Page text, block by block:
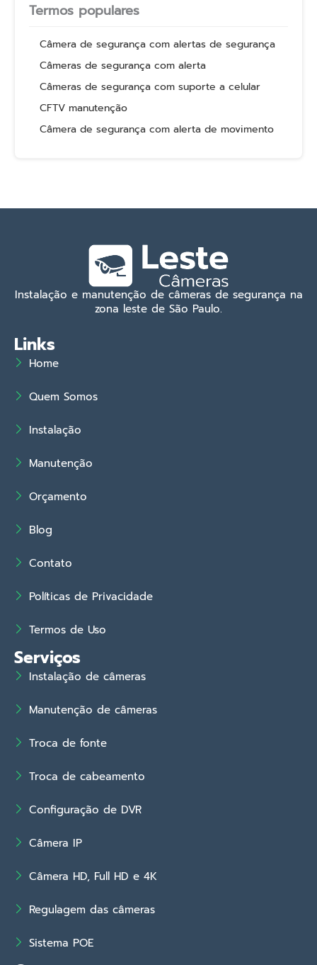
Termos populares
Câmera de segurança com alertas de segurança
Câmeras de segurança com alerta
Câmeras de segurança com suporte a celular
CFTV manutenção
Câmera de segurança com alerta de movimento
Instalação e manutenção de câmeras de segurança na
zona leste de São Paulo.
Links
Home
Quem Somos
Instalação
Manutenção
Orçamento
Blog
Contato
Políticas de Privacidade
Termos de Uso
Serviços
Instalação de câmeras
Manutenção de câmeras
Troca de fonte
Troca de cabeamento
Configuração de DVR
Câmera IP
Câmera HD, Full HD e 4K
Regulagem das câmeras
Sistema POE